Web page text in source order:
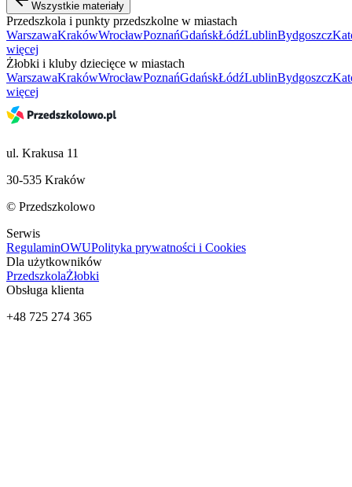
Wszystkie materiały
Przedszkola i punkty przedszkolne w miastach
WarszawaKrakówWrocławPoznańGdańskŁódźLublinBydgoszcz
więcej
Żłobki i kluby dziecięce w miastach
WarszawaKrakówWrocławPoznańGdańskŁódźLublinBydgoszcz
więcej
ul. Krakusa 11
30-535 Kraków
© Przedszkolowo
Serwis
RegulaminOWUPolityka prywatności i Cookies
Dla użytkowników
PrzedszkolaŻłobki
Obsługa klienta
+48 725 274 365